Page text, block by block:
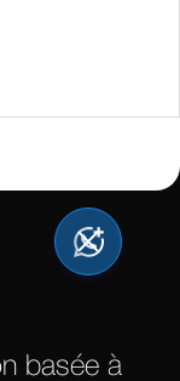
basée à